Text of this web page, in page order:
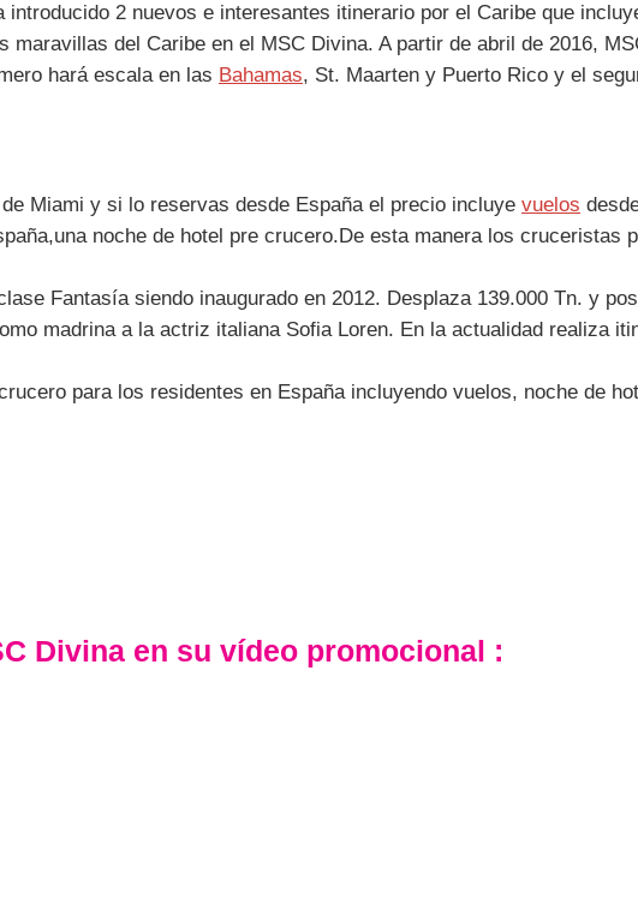
introducido 2 nuevos e interesantes itinerario por el Caribe que
maravillas del Caribe en el MSC Divina. A partir de abril de 2016,
hará escala en las Bahamas, St. Maarten y Puerto Rico y el
Miami y si lo reservas desde España el precio incluye vuelos
noche de hotel pre crucero.De esta manera los
Fantasía siendo inaugurado en 2012. Desplaza 139.000 Tn. y
madrina a la actriz italiana Sofia Loren. En la actualidad realiza
para los residentes en España incluyendo vuelos, noche de
Divina en su vídeo promocional :